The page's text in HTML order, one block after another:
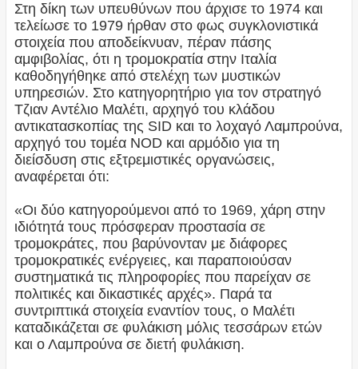
Στη δίκη των υπευθύνων που άρχισε το 1974 και
τελείωσε το 1979 ήρθαν στο φως συγκλονιστικά
στοιχεία που αποδείκνυαν, πέραν πάσης
αμφιβολίας, ότι η τρομοκρατία στην Ιταλία
καθοδηγήθηκε από στελέχη των μυστικών
υπηρεσιών. Στο κατηγορητήριο για τον στρατηγό
Τζιαν Αντέλιο Μαλέτι, αρχηγό του κλάδου
αντικατασκοπίας της SID και το λοχαγό Λαμπρούνα,
αρχηγό του τομέα NOD και αρμόδιο για τη
διείσδυση στις εξτρεμιστικές οργανώσεις,
αναφέρεται ότι:
«Οι δύο κατηγορούμενοι από το 1969, χάρη στην
ιδιότητά τους πρόσφεραν προστασία σε
τρομοκράτες, που βαρύνονταν με διάφορες
τρομοκρατικές ενέργειες, και παραποιούσαν
συστηματικά τις πληροφορίες που παρείχαν σε
πολιτικές και δικαστικές αρχές». Παρά τα
συντριπτικά στοιχεία εναντίον τους, ο Μαλέτι
καταδικάζεται σε φυλάκιση μόλις τεσσάρων ετών
και ο Λαμπρούνα σε διετή φυλάκιση.